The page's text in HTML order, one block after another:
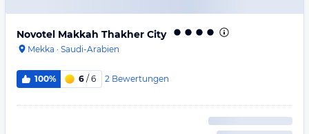
Novotel Makkah Thakher City
Mekka · Saudi-Arabien
100% 6 / 6 2 Bewertungen